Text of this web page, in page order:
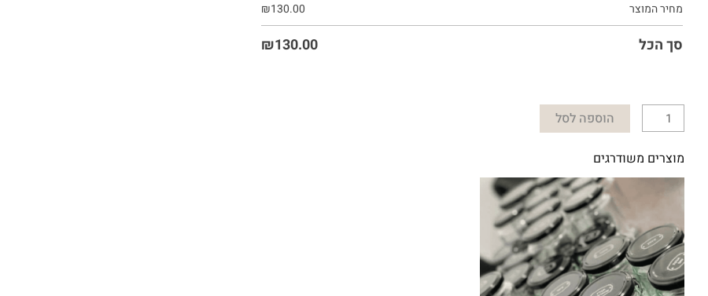
מחיר המוצר
₪130.00
סך הכל ₪130.00
הוספה לסל
מוצרים משודרגים